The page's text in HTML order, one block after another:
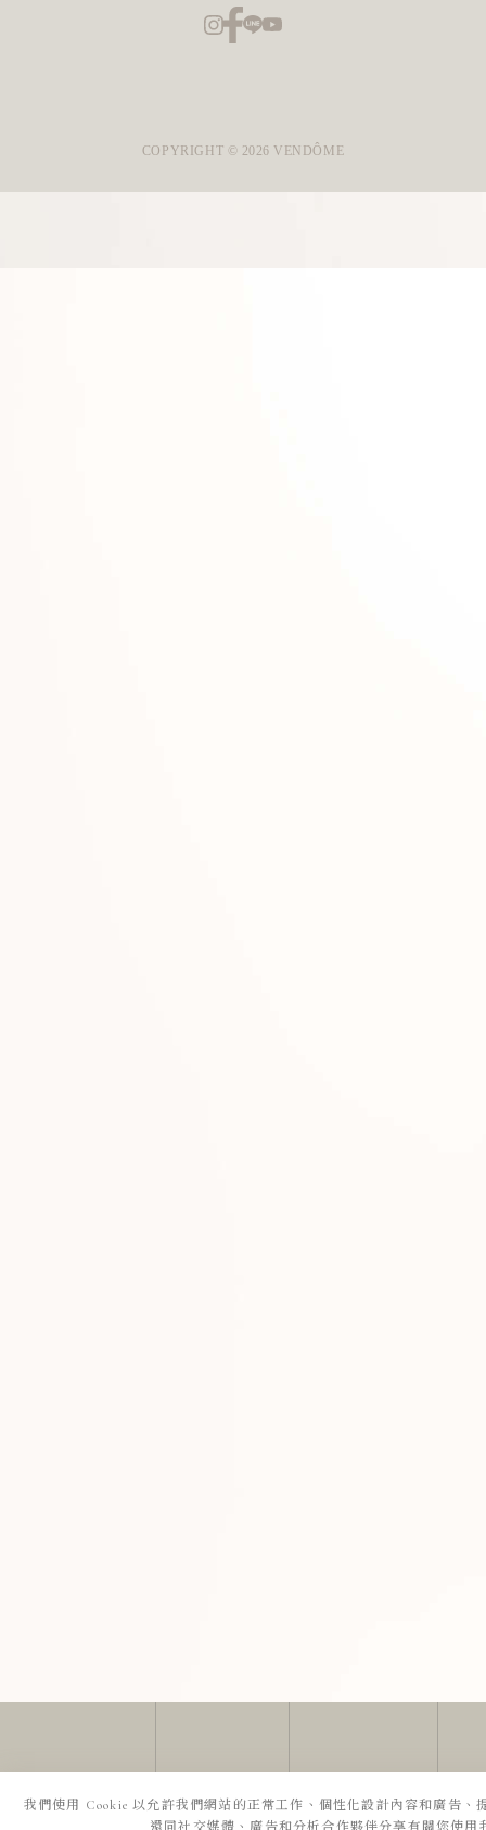
COPYRIGHT © 2026 VENDÔME
我們使用 Cookie 以允許我們網站的正常工作、個性化設計內容和廣告、
還同社交媒體、廣告和分析合作夥伴分享有關您使用